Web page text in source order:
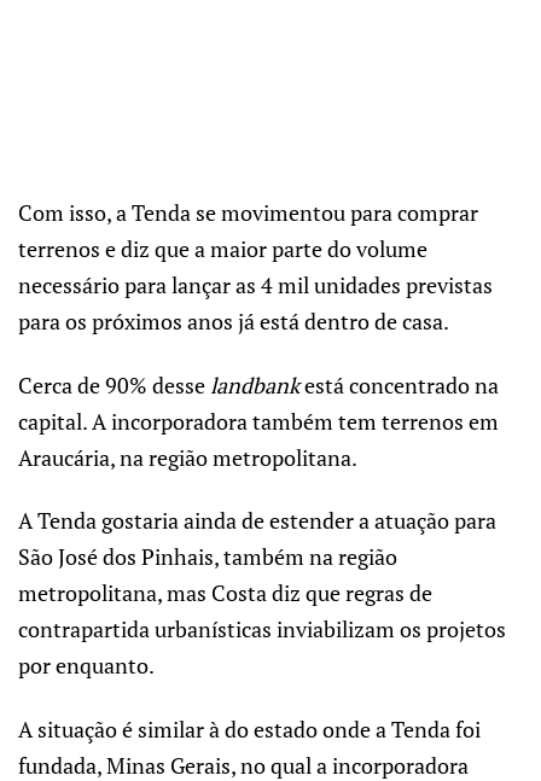
Com isso, a Tenda se movimentou para comprar
terrenos e diz que a maior parte do volume
necessário para lançar as 4 mil unidades previstas
para os próximos anos já está dentro de casa.
Cerca de 90% desselandbankestá concentrado na
capital. A incorporadora também tem terrenos em
Araucária, na região metropolitana.
A Tenda gostaria ainda de estender a atuação para
São José dos Pinhais, também na região
metropolitana, mas Costa diz que regras de
contrapartida urbanísticas inviabilizam os projetos
por enquanto.
A situação é similar à do estado onde a Tenda foi
fundada, Minas Gerais, no qual a incorporadora